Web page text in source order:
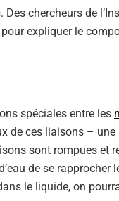
chercheurs de
expliquer le
spéciales entre les
de ces liaisons – une
sont rompues et
de se rapprocher
le liquide, on